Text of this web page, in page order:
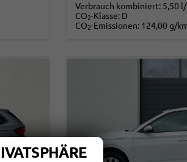
Verbrauch kombiniert: 5,50
CO2-Klasse: D
CO2-Emissionen: 124,00 g/